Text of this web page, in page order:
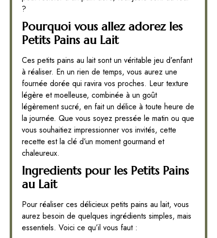
?
Pourquoi vous allez adorez les
Petits Pains au Lait
Ces petits pains au lait sont un véritable jeu d’enfant
à réaliser. En un rien de temps, vous aurez une
fournée dorée qui ravira vos proches. Leur texture
légère et moelleuse, combinée à un goût
légèrement sucré, en fait un délice à toute heure de
la journée. Que vous soyez pressée le matin ou que
vous souhaitiez impressionner vos invités, cette
recette est la clé d’un moment gourmand et
chaleureux.
Ingredients pour les Petits Pains
au Lait
Pour réaliser ces délicieux petits pains au lait, vous
aurez besoin de quelques ingrédients simples, mais
essentiels. Voici ce qu’il vous faut :